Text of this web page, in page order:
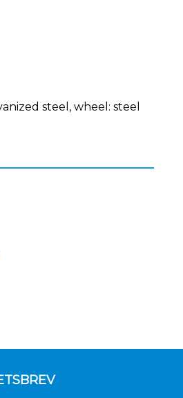
steel, wheel: steel